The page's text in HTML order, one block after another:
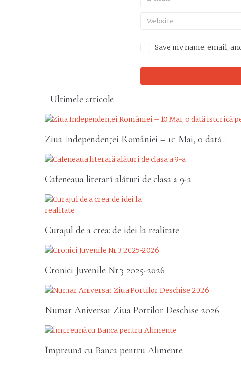
Save my name, email,
Ultimele articole
Ziua Independenței României – 10 Mai, o dată...
Cafeneaua literară alături de clasa a 9-a
Curajul de a crea: de idei la realitate
Cronici Juvenile Nr.3 2025-2026
Numar Aniversar Ziua Portilor Deschise 2026
Împreună cu Banca pentru Alimente